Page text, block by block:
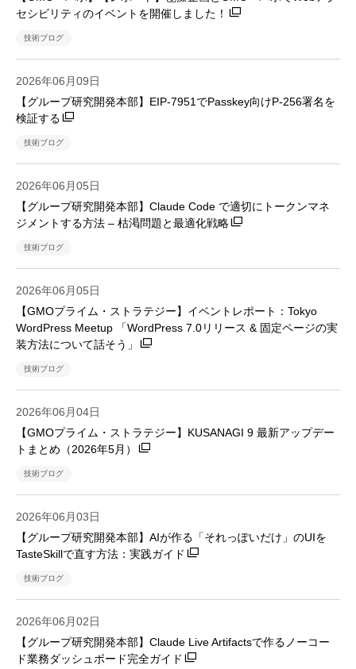
セシビリティのイベントを開催しました！
技術ブログ
2026年06月09日
【グループ研究開発本部】EIP-7951でPasskey向けP-256署名を
検証する
技術ブログ
2026年06月05日
【グループ研究開発本部】Claude Code で適切にトークンマネ
ジメントする方法 – 枯渇問題と最適化戦略
技術ブログ
2026年06月05日
【GMOプライム・ストラテジー】イベントレポート：Tokyo
WordPress Meetup 「WordPress 7.0リリース & 固定ページの実
装方法について話そう」
技術ブログ
2026年06月04日
【GMOプライム・ストラテジー】KUSANAGI 9 最新アップデー
トまとめ（2026年5月）
技術ブログ
2026年06月03日
【グループ研究開発本部】AIが作る「それっぽいだけ」のUIを
TasteSkillで直す方法：実践ガイド
技術ブログ
2026年06月02日
【グループ研究開発本部】Claude Live Artifactsで作るノーコー
ド業務ダッシュボード完全ガイド